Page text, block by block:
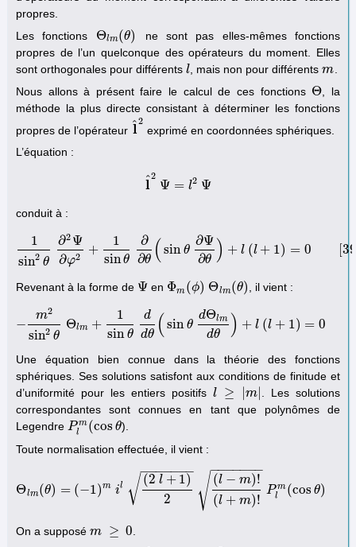
propres.
Les fonctions Θlm(θ)
Θlm(θ)
ne sont pas elles-mêmes fonctions
propres de l’un quelconque des opérateurs du moment. Elles
sont orthogonales pour différents l
l, mais non pour différents m
m
Nous allons à présent faire le calcul de ces fonctions Θ
Θ
, la
méthode la plus directe consistant à déterminer les fonctions
propres de l’opérateur l
^2
l^
exprimé en coordonnées sphériques.
L’équation :
l
^2
Ψ = l2 Ψ
2 Ψ=l 2 Ψ
conduit à :
1
sin2 θ
∂2 Ψ
∂φ2 +
1
sinθ
∂
∂θ ( sinθ
∂Ψ
∂θ ) + l (l + 1) = 0 39
1sin2 θ ∂ 2Ψ∂φ 2+1sinθ ∂∂θ (sinθ ∂ Ψ∂ θ )+l (l+1) =0[ 39
Revenant à la forme de Ψ
Ψ en Φm(ϕ) Θlm(θ)
Φm(ϕ) Θlm(θ) , il vient :
−
m2
sin2 θ
Θlm +
1
sinθ
d
dθ ( sin θ
dΘlm
dθ ) + l (l + 1) = 0
−m2sin2 θ Θlm +1sin θ ddθ( sinθ dΘ l md θ) +l (l+ 1)= 0[40
Une équation bien connue dans la théorie des fonctions
sphériques. Ses solutions satisfont aux conditions de finitude et
d’uniformité pour les entiers positifsl ≥ m|
l ≥ |m
. Les solutions
correspondantes sont connues en tant que polynômes de
Legendre P m
l
(cos θ
Plm(cosθ
).
Toute normalisation effectuée, il vient :
Θlm(θ) = (−1)m il (2 l + 1)
2
− −
−−−−−
√ (l − m)!
(l + m)!
− −
−−−−−
√ P m
l
(cos θ)
Θl m(θ)=( −1 )m il (2 l+1)2 ( − m)!(l+m)! P m(cosθ)[41]
On a supposé m ≥ 0
m 0